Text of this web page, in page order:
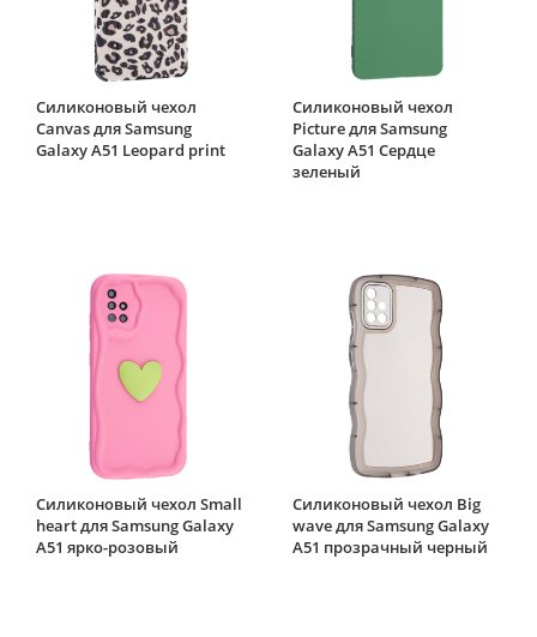
Силиконовый чехол
Canvas для Samsung
Galaxy A51 Leopard print
Силиконовый чехол
Picture для Samsung
Galaxy A51 Сердце
зеленый
Силиконовый чехол Small
heart для Samsung Galaxy
A51 ярко-розовый
Силиконовый чехол Big
wave для Samsung Galaxy
A51 прозрачный черный